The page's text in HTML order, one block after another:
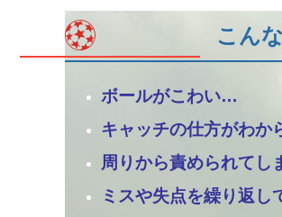
こん
ボールがこわい…
キャッチの仕方がわか
周りから責められてし
ミスや失点を繰り返し